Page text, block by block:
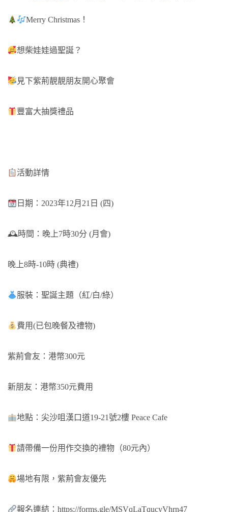
Merry Christmas！
想柴娃娃過聖誕？
見下紫荊靚靚朋友開心聚會
豐富大抽獎禮品
活動詳情
日期：2023年12月21日 (四)
🕰時間：晚上7時30分 (月會)
晚上8時-10時 (典禮)
服裝：聖誕主題（紅/白/綠）
費用(已包晚餐及禮物)
紫荊會友：港幣300元
新朋友：港幣350元費用
地點：尖沙咀漢口道19-21號2樓 Peace Cafe
請帶備一份用作交換的禮物（80元內）
場地有限，紫荊會友優先
報名連結：https://forms.gle/MSVqLaTqucyVhrn47